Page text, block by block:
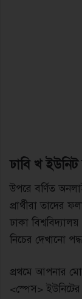
ঢাবি খ
উপরে বর্ণিত
প্রার্থীরা তাদের
ঢাকা
নিচের দেখানো
প্রথমে আপনার
<স্পেস>